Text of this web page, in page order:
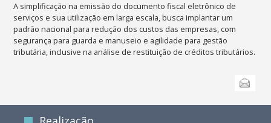
A simplificação na emissão do documento fiscal eletrônico de
serviços e sua utilização em larga escala, busca implantar um
padrão nacional para redução dos custos das empresas, com
segurança para guarda e manuseio e agilidade para gestão
tributária, inclusive na análise de restituição de créditos tributários.